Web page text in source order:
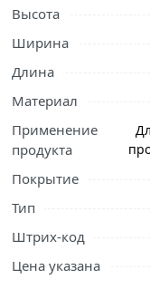
описанием и
правильный выбор
профессиональные
или самовывоза.
Высота
Ширина
Длина
Материал
Применение
продукта
Покрытие
Тип
Штрих-код
Цена указана